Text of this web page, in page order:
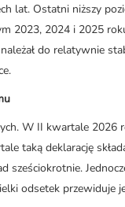
lat. Ostatni niższy
2023, 2024 i 2025
do relatywnie
W II kwartale
taką deklarację
sześciokrotnie.
odsetek przewiduje